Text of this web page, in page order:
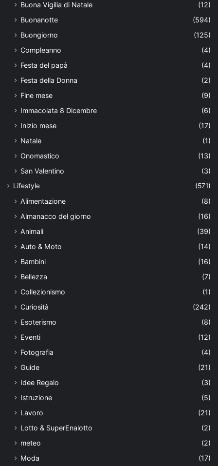
Buona Vigilia di Natale
(12)
Buonanotte
(594)
Buongiorno
(125)
Compleanno
(4)
Festa del papà
(4)
Festa della Donna
(2)
Fine mese
(9)
Immacolata 8 Dicembre
(6)
Inizio mese
(17)
Natale
(1)
Onomastico
(13)
San Valentino
(3)
Lifestyle (571)
Alimentazione
(8)
Almanacco del giorno
(16)
Animali
(39)
Auto & Moto
(14)
Bambini
(16)
Bellezza
(7)
Collezionismo
(1)
Curiosità
(242)
Esoterismo
(8)
Eventi
(12)
Fotografia
(4)
Guide
(21)
Idee Regalo
(3)
Istruzione
(5)
Lavoro
(21)
Lotto & SuperEnalotto
(2)
meteo
(2)
Moda
(17)